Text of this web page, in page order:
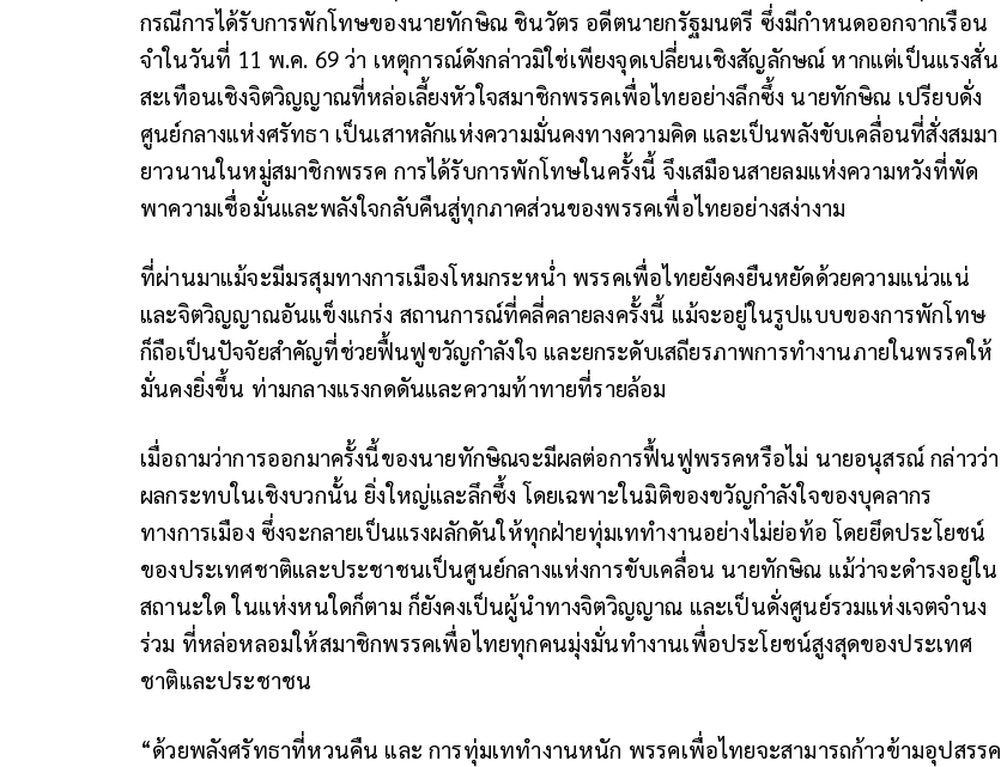
กรณีการได้รับการพักโทษของนายทักษิณ ชินวัตร อดีตนายกรัฐมนตรี ซึ่งมีกำหนดออกจากเรือน
จำในวันที่ 11 พ.ค. 69 ว่า เหตุการณ์ดังกล่าวมิใช่เพียงจุดเปลี่ยนเชิงสัญลักษณ์ หากแต่เป็นแรงสั่น
สะเทือนเชิงจิตวิญญาณที่หล่อเลี้ยงหัวใจสมาชิกพรรคเพื่อไทยอย่างลึกซึ้ง นายทักษิณ เปรียบดั่ง
ศูนย์กลางแห่งศรัทธา เป็นเสาหลักแห่งความมั่นคงทางความคิด และเป็นพลังขับเคลื่อนที่สั่งสมมา
ยาวนานในหมู่สมาชิกพรรค การได้รับการพักโทษในครั้งนี้ จึงเสมือนสายลมแห่งความหวังที่พัด
พาความเชื่อมั่นและพลังใจกลับคืนสู่ทุกภาคส่วนของพรรคเพื่อไทยอย่างสง่างาม
ที่ผ่านมาแม้จะมีมรสุมทางการเมืองโหมกระหน่ำ พรรคเพื่อไทยยังคงยืนหยัดด้วยความแน่วแน่
และจิตวิญญาณอันแข็งแกร่ง สถานการณ์ที่คลี่คลายลงครั้งนี้ แม้จะอยู่ในรูปแบบของการพักโทษ
ก็ถือเป็นปัจจัยสำคัญที่ช่วยฟื้นฟูขวัญกำลังใจ และยกระดับเสถียรภาพการทำงานภายในพรรคให้
มั่นคงยิ่งขึ้น ท่ามกลางแรงกดดันและความท้าทายที่รายล้อม
เมื่อถามว่าการออกมาครั้งนี้ของนายทักษิณจะมีผลต่อการฟื้นฟูพรรคหรือไม่ นายอนุสรณ์ กล่าวว่า
ผลกระทบในเชิงบวกนั้น ยิ่งใหญ่และลึกซึ้ง โดยเฉพาะในมิติของขวัญกำลังใจของบุคลากร
ทางการเมือง ซึ่งจะกลายเป็นแรงผลักดันให้ทุกฝ่ายทุ่มเททำงานอย่างไม่ย่อท้อ โดยยึดประโยชน์
ของประเทศชาติและประชาชนเป็นศูนย์กลางแห่งการขับเคลื่อน นายทักษิณ แม้ว่าจะดำรงอยู่ใน
สถานะใด ในแห่งหนใดก็ตาม ก็ยังคงเป็นผู้นำทางจิตวิญญาณ และเป็นดั่งศูนย์รวมแห่งเจตจำนง
ร่วม ที่หล่อหลอมให้สมาชิกพรรคเพื่อไทยทุกคนมุ่งมั่นทำงานเพื่อประโยชน์สูงสุดของประเทศ
ชาติและประชาชน
“ด้วยพลังศรัทธาที่หวนคืน และ การทุ่มเททำงานหนัก พรรคเพื่อไทยจะสามารถก้าวข้ามอุปสรรค